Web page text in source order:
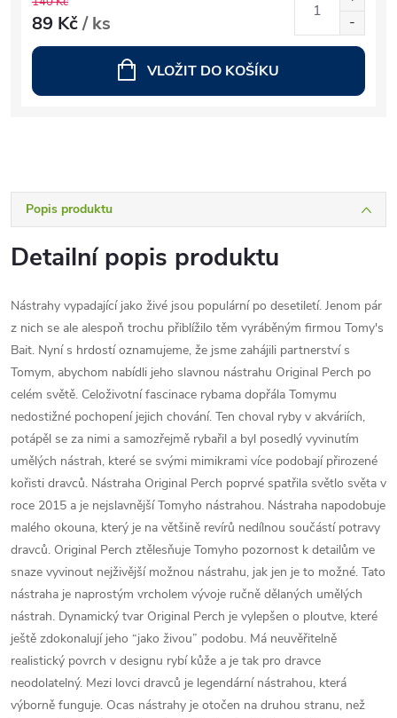
89 Kč/ ks
VLOŽIT DO KOŠÍKU
Popis produktu
Detailní popis produktu
Nástrahy vypadající jako živé jsou populární po desetiletí. Jenom pár
z nich se ale alespoň trochu přiblížilo těm vyráběným firmou Tomy's
Bait. Nyní s hrdostí oznamujeme, že jsme zahájili partnerství s
Tomym, abychom nabídli jeho slavnou nástrahu Original Perch po
celém světě. Celoživotní fascinace rybama dopřála Tomymu
nedostižné pochopení jejich chování. Ten choval ryby v akváriích,
potápěl se za nimi a samozřejmě rybařil a byl posedlý vyvinutím
umělých nástrah, které se svými mimikrami více podobají přirozené
kořisti dravců. Nástraha Original Perch poprvé spatřila světlo světa v
roce 2015 a je nejslavnější Tomyho nástrahou. Nástraha napodobuje
malého okouna, který je na většině revírů nedílnou součástí potravy
dravců. Original Perch ztělesňuje Tomyho pozornost k detailům ve
snaze vyvinout nejživější možnou nástrahu, jak jen je to možné. Tato
nástraha je naprostým vrcholem vývoje ručně dělaných umělých
nástrah. Dynamický tvar Original Perch je vylepšen o ploutve, které
ještě zdokonalují jeho “jako živou” podobu. Má neuvěřitelně
realistický povrch v designu rybí kůže a je tak pro dravce
neodolatelný. Mezi lovci dravců je legendární nástrahou, která
výborně funguje. Ocas nástrahy je otočen na druhou stranu, než